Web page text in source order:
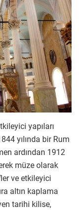
yapıları
yılında bir Rum
ardından 1912
müze olarak
ve etkileyici
altın kaplama
tarihi kilise,